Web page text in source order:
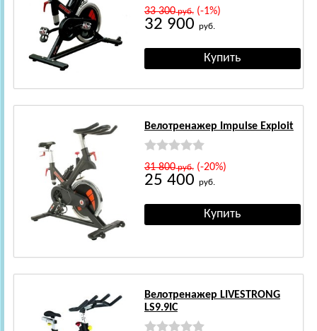
33 300руб.(-1%)
32 900 руб.
Велотренажер Impulse Exploit
31 800руб.(-20%)
25 400 руб.
Велотренажер LIVESTRONG
LS9.9IC